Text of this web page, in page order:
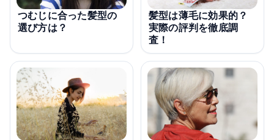
つむじに合った髪型の
選び方は？
髪型は薄毛に効果的？
実際の評判を徹底調
査！